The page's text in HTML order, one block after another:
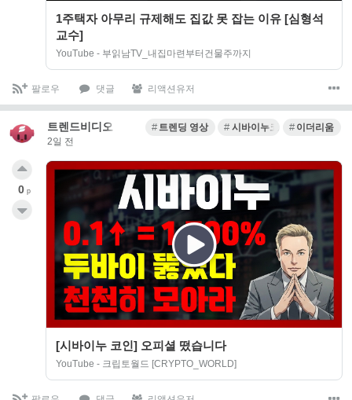
1주택자 아무리 규제해도 집값 못 잡는 이유 [심형석
교수]
YouTube - 부읽남TV_내집마련부터건물주까지
팔로우 댓글 리액션유저
트렌드비디오
2일 전
트렌딩 영상 시바이누코인 이더리움
[시바이누 코인] 오피셜 떴습니다
YouTube - 크립토월드 [CRYPTO_WORLD]
0 p